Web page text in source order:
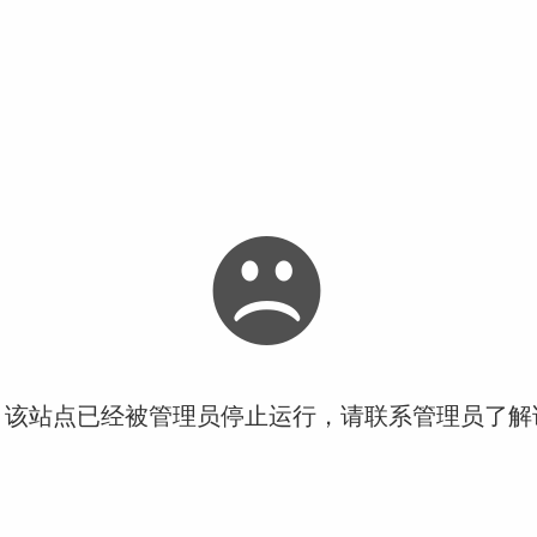
站点已经被管理员停止运行，请联系管理员了